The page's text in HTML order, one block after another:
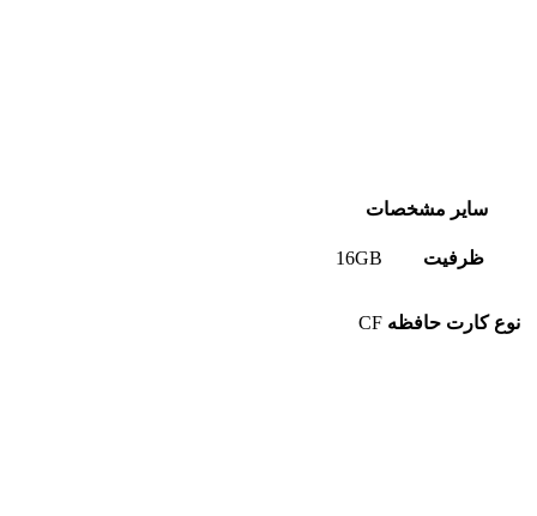
سایر مشخصات
ظرفیت 16GB
نوع کارت حافظه CF